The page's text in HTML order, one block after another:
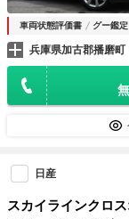
車両状態評価書 グー鑑定
兵庫県加古郡播磨町
日産
スカイラインクロ